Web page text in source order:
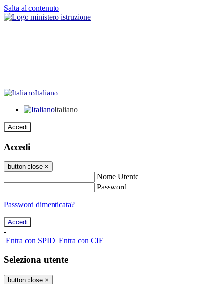
Salta al contenuto
Italiano
Italiano
Accedi
Accedi
button close ×
Nome Utente
Password
Password dimenticata?
-
Entra con SPID Entra con CIE
Seleziona utente
button close ×